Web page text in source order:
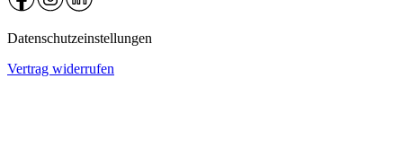
Datenschutzeinstellungen
Vertrag widerrufen